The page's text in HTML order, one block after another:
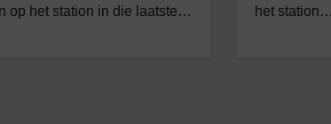
op het station in die laatste…
het station…